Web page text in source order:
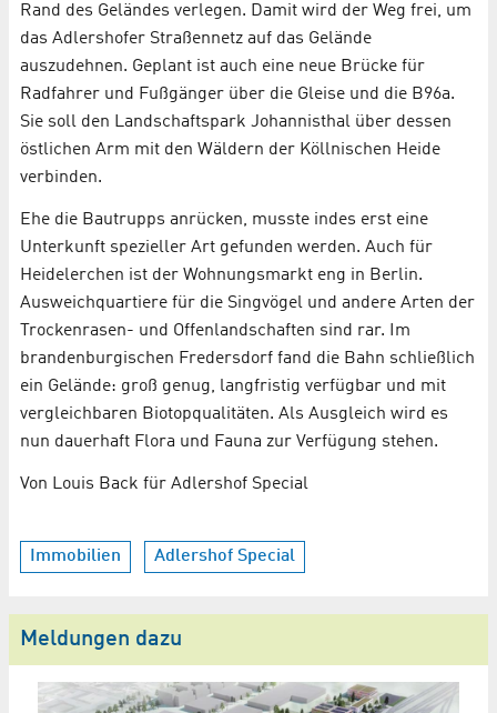
Rand des Geländes verlegen. Damit wird der Weg frei, um
das Adlershofer Straßennetz auf das Gelände
auszudehnen. Geplant ist auch eine neue Brücke für
Radfahrer und Fußgänger über die Gleise und die B96a.
Sie soll den Landschaftspark Johannisthal über dessen
östlichen Arm mit den Wäldern der Köllnischen Heide
verbinden.
Ehe die Bautrupps anrücken, musste indes erst eine
Unterkunft spezieller Art gefunden werden. Auch für
Heidelerchen ist der Wohnungsmarkt eng in Berlin.
Ausweichquartiere für die Singvögel und andere Arten der
Trockenrasen- und Offenlandschaften sind rar. Im
brandenburgischen Fredersdorf fand die Bahn schließlich
ein Gelände: groß genug, langfristig verfügbar und mit
vergleichbaren Biotopqualitäten. Als Ausgleich wird es
nun dauerhaft Flora und Fauna zur Verfügung stehen.
Von Louis Back für Adlershof Special
Immobilien Adlershof Special
Meldungen dazu